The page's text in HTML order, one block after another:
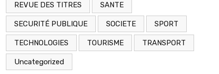
REVUE DES TITRES SANTE
SECURITÉ PUBLIQUE SOCIETE SPORT
TECHNOLOGIES TOURISME TRANSPORT
Uncategorized